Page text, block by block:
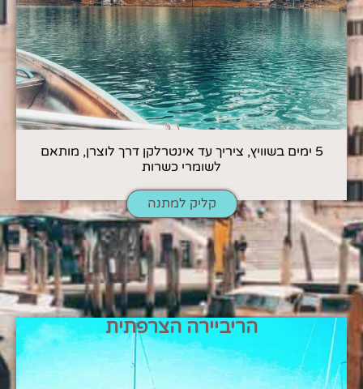
5 ימים בשוויץ, ציריך עד אינטרלקן דרך לוצרן, מותאם
לשומרי כשרות
קליק למתנה
הריביירה הצרפתית